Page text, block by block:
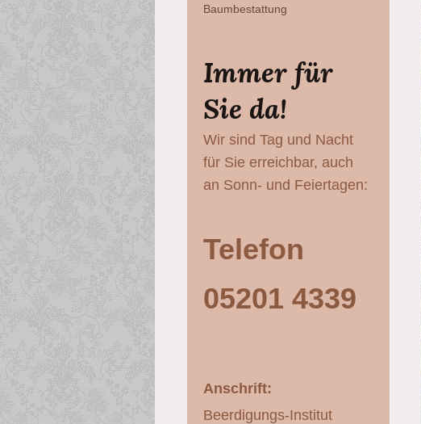
Baumbestattung
Immer für
Sie da!
Wir sind Tag und Nacht
für Sie erreichbar, auch
an Sonn- und Feiertagen:
Telefon
05201 4339
Anschrift:
Beerdigungs-Institut